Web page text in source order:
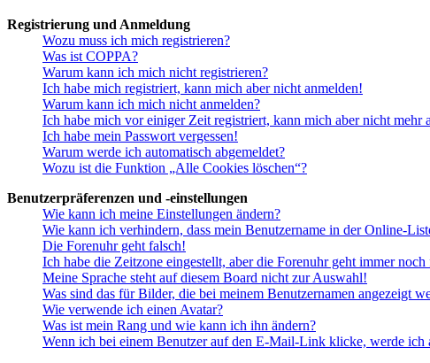
Registrierung und Anmeldung
Wozu muss ich mich registrieren?
Was ist COPPA?
Warum kann ich mich nicht registrieren?
Ich habe mich registriert, kann mich aber nicht anmelden!
Warum kann ich mich nicht anmelden?
Ich habe mich vor einiger Zeit registriert, kann mich aber nicht mehr
Ich habe mein Passwort vergessen!
Warum werde ich automatisch abgemeldet?
Wozu ist die Funktion „Alle Cookies löschen“?
Benutzerpräferenzen und -einstellungen
Wie kann ich meine Einstellungen ändern?
Wie kann ich verhindern, dass mein Benutzername in der Online-
Die Forenuhr geht falsch!
Ich habe die Zeitzone eingestellt, aber die Forenuhr geht immer noch
Meine Sprache steht auf diesem Board nicht zur Auswahl!
Was sind das für Bilder, die bei meinem Benutzernamen angezeigt
Wie verwende ich einen Avatar?
Was ist mein Rang und wie kann ich ihn ändern?
Wenn ich bei einem Benutzer auf den E-Mail-Link klicke, werde ich